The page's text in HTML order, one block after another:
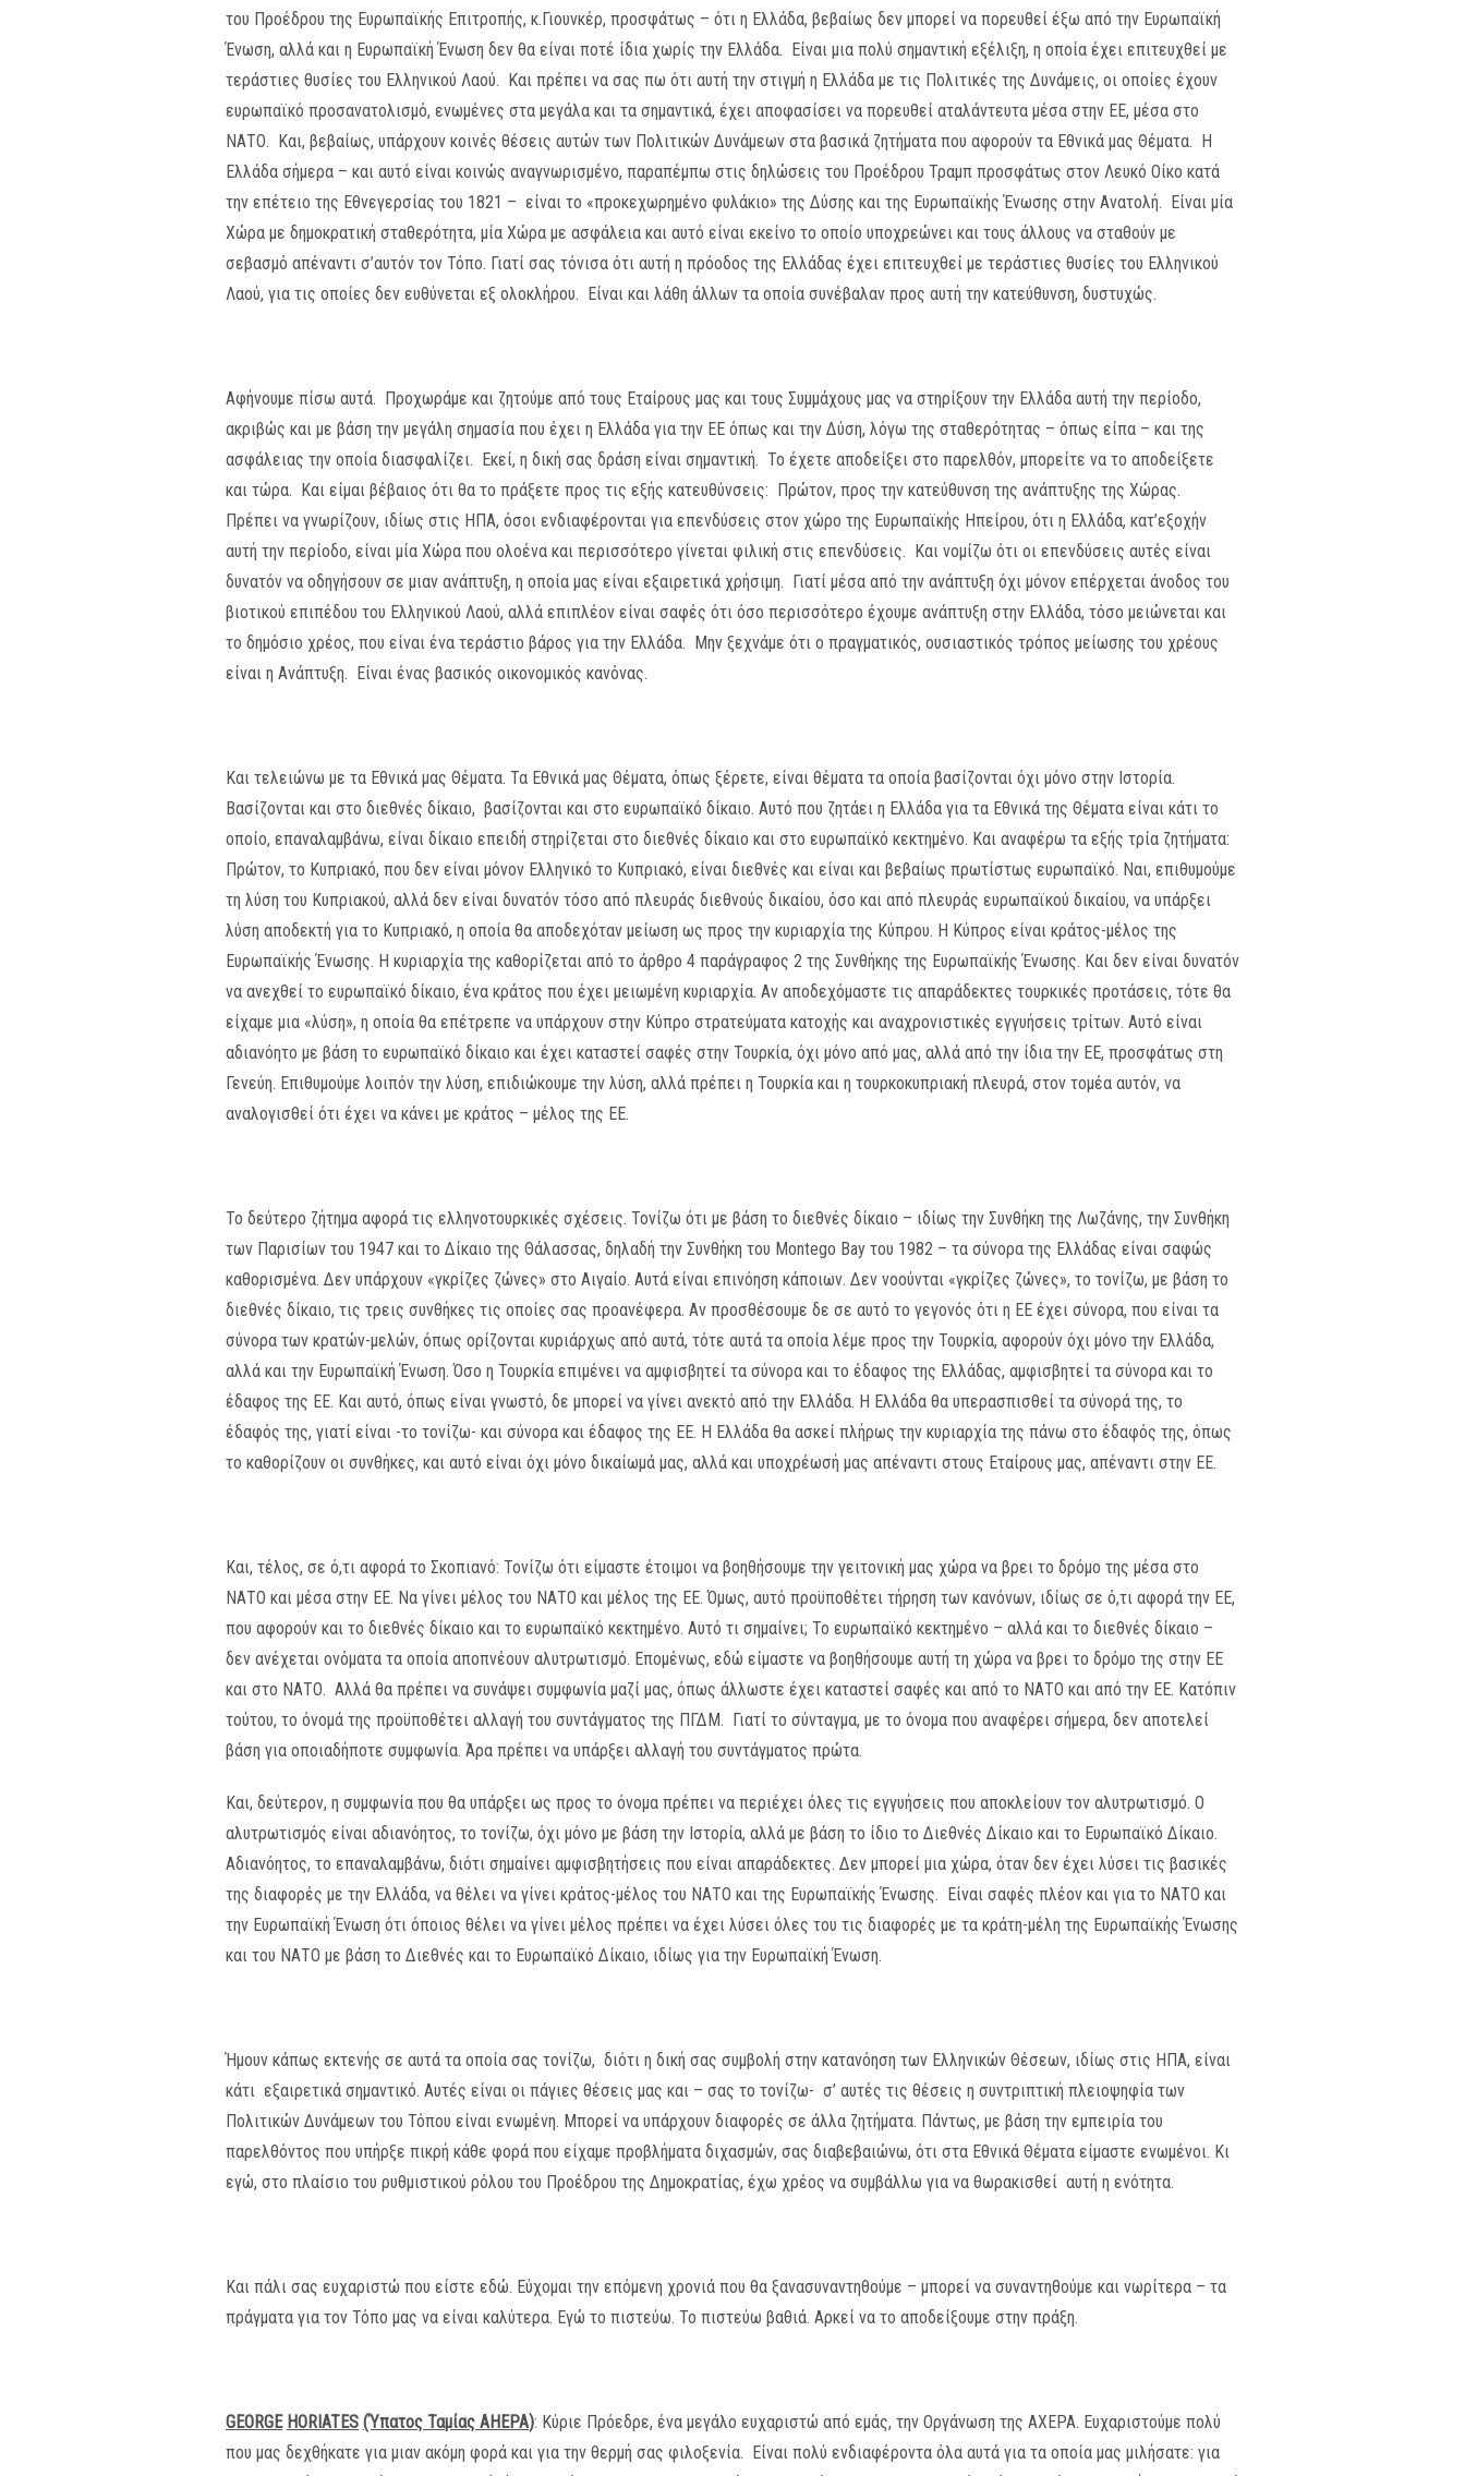
του Προέδρου της Ευρωπαϊκής Επιτροπής, κ.Γιουνκέρ, προσφάτως – ότι η Ελλάδα, βεβαίως δεν μπορεί να πορευθεί έξω από την Ευρωπαϊκή
Ένωση, αλλά και η Ευρωπαϊκή Ένωση δεν θα είναι ποτέ ίδια χωρίς την Ελλάδα. Είναι μια πολύ σημαντική εξέλιξη, η οποία έχει επιτευχθεί με
τεράστιες θυσίες του Ελληνικού Λαού. Και πρέπει να σας πω ότι αυτή την στιγμή η Ελλάδα με τις Πολιτικές της Δυνάμεις, οι οποίες έχουν
ευρωπαϊκό προσανατολισμό, ενωμένες στα μεγάλα και τα σημαντικά, έχει αποφασίσει να πορευθεί αταλάντευτα μέσα στην ΕΕ, μέσα στο
ΝΑΤΟ. Και, βεβαίως, υπάρχουν κοινές θέσεις αυτών των Πολιτικών Δυνάμεων στα βασικά ζητήματα που αφορούν τα Εθνικά μας Θέματα. Η
Ελλάδα σήμερα – και αυτό είναι κοινώς αναγνωρισμένο, παραπέμπω στις δηλώσεις του Προέδρου Τραμπ προσφάτως στον Λευκό Οίκο κατά
την επέτειο της Εθνεγερσίας του 1821 – είναι το «προκεχωρημένο φυλάκιο» της Δύσης και της Ευρωπαϊκής Ένωσης στην Ανατολή. Είναι μία
Χώρα με δημοκρατική σταθερότητα, μία Χώρα με ασφάλεια και αυτό είναι εκείνο το οποίο υποχρεώνει και τους άλλους να σταθούν με
σεβασμό απέναντι σ’αυτόν τον Τόπο. Γιατί σας τόνισα ότι αυτή η πρόοδος της Ελλάδας έχει επιτευχθεί με τεράστιες θυσίες του Ελληνικού
Λαού, για τις οποίες δεν ευθύνεται εξ ολοκλήρου. Είναι και λάθη άλλων τα οποία συνέβαλαν προς αυτή την κατεύθυνση, δυστυχώς.
Αφήνουμε πίσω αυτά. Προχωράμε και ζητούμε από τους Εταίρους μας και τους Συμμάχους μας να στηρίξουν την Ελλάδα αυτή την περίοδο,
ακριβώς και με βάση την μεγάλη σημασία που έχει η Ελλάδα για την ΕΕ όπως και την Δύση, λόγω της σταθερότητας – όπως είπα – και της
ασφάλειας την οποία διασφαλίζει. Εκεί, η δική σας δράση είναι σημαντική. Το έχετε αποδείξει στο παρελθόν, μπορείτε να το αποδείξετε
και τώρα. Και είμαι βέβαιος ότι θα το πράξετε προς τις εξής κατευθύνσεις: Πρώτον, προς την κατεύθυνση της ανάπτυξης της Χώρας.
Πρέπει να γνωρίζουν, ιδίως στις ΗΠΑ, όσοι ενδιαφέρονται για επενδύσεις στον χώρο της Ευρωπαϊκής Ηπείρου, ότι η Ελλάδα, κατ’εξοχήν
αυτή την περίοδο, είναι μία Χώρα που ολοένα και περισσότερο γίνεται φιλική στις επενδύσεις. Και νομίζω ότι οι επενδύσεις αυτές είναι
δυνατόν να οδηγήσουν σε μιαν ανάπτυξη, η οποία μας είναι εξαιρετικά χρήσιμη. Γιατί μέσα από την ανάπτυξη όχι μόνον επέρχεται άνοδος του
βιοτικού επιπέδου του Ελληνικού Λαού, αλλά επιπλέον είναι σαφές ότι όσο περισσότερο έχουμε ανάπτυξη στην Ελλάδα, τόσο μειώνεται και
το δημόσιο χρέος, που είναι ένα τεράστιο βάρος για την Ελλάδα. Μην ξεχνάμε ότι ο πραγματικός, ουσιαστικός τρόπος μείωσης του χρέους
είναι η Ανάπτυξη. Είναι ένας βασικός οικονομικός κανόνας.
Και τελειώνω με τα Εθνικά μας Θέματα. Τα Εθνικά μας Θέματα, όπως ξέρετε, είναι θέματα τα οποία βασίζονται όχι μόνο στην Ιστορία.
Βασίζονται και στο διεθνές δίκαιο, βασίζονται και στο ευρωπαϊκό δίκαιο. Αυτό που ζητάει η Ελλάδα για τα Εθνικά της Θέματα είναι κάτι το
οποίο, επαναλαμβάνω, είναι δίκαιο επειδή στηρίζεται στο διεθνές δίκαιο και στο ευρωπαϊκό κεκτημένο. Και αναφέρω τα εξής τρία ζητήματα:
Πρώτον, το Κυπριακό, που δεν είναι μόνον Ελληνικό το Κυπριακό, είναι διεθνές και είναι και βεβαίως πρωτίστως ευρωπαϊκό. Ναι, επιθυμούμε
τη λύση του Κυπριακού, αλλά δεν είναι δυνατόν τόσο από πλευράς διεθνούς δικαίου, όσο και από πλευράς ευρωπαϊκού δικαίου, να υπάρξει
λύση αποδεκτή για το Κυπριακό, η οποία θα αποδεχόταν μείωση ως προς την κυριαρχία της Κύπρου. Η Κύπρος είναι κράτος-μέλος της
Ευρωπαϊκής Ένωσης. Η κυριαρχία της καθορίζεται από το άρθρο 4 παράγραφος 2 της Συνθήκης της Ευρωπαϊκής Ένωσης. Και δεν είναι δυνατόν
να ανεχθεί το ευρωπαϊκό δίκαιο, ένα κράτος που έχει μειωμένη κυριαρχία. Αν αποδεχόμαστε τις απαράδεκτες τουρκικές προτάσεις, τότε θα
είχαμε μια «λύση», η οποία θα επέτρεπε να υπάρχουν στην Κύπρο στρατεύματα κατοχής και αναχρονιστικές εγγυήσεις τρίτων. Αυτό είναι
αδιανόητο με βάση το ευρωπαϊκό δίκαιο και έχει καταστεί σαφές στην Τουρκία, όχι μόνο από μας, αλλά από την ίδια την ΕΕ, προσφάτως στη
Γενεύη. Επιθυμούμε λοιπόν την λύση, επιδιώκουμε την λύση, αλλά πρέπει η Τουρκία και η τουρκοκυπριακή πλευρά, στον τομέα αυτόν, να
αναλογισθεί ότι έχει να κάνει με κράτος – μέλος της ΕΕ.
Το δεύτερο ζήτημα αφορά τις ελληνοτουρκικές σχέσεις. Τονίζω ότι με βάση το διεθνές δίκαιο – ιδίως την Συνθήκη της Λωζάνης, την Συνθήκη
των Παρισίων του 1947 και το Δίκαιο της Θάλασσας, δηλαδή την Συνθήκη του Montego Bay του 1982 – τα σύνορα της Ελλάδας είναι σαφώς
καθορισμένα. Δεν υπάρχουν «γκρίζες ζώνες» στο Αιγαίο. Αυτά είναι επινόηση κάποιων. Δεν νοούνται «γκρίζες ζώνες», το τονίζω, με βάση το
διεθνές δίκαιο, τις τρεις συνθήκες τις οποίες σας προανέφερα. Αν προσθέσουμε δε σε αυτό το γεγονός ότι η ΕΕ έχει σύνορα, που είναι τα
σύνορα των κρατών-μελών, όπως ορίζονται κυριάρχως από αυτά, τότε αυτά τα οποία λέμε προς την Τουρκία, αφορούν όχι μόνο την Ελλάδα,
αλλά και την Ευρωπαϊκή Ένωση. Όσο η Τουρκία επιμένει να αμφισβητεί τα σύνορα και το έδαφος της Ελλάδας, αμφισβητεί τα σύνορα και το
έδαφος της ΕΕ. Και αυτό, όπως είναι γνωστό, δε μπορεί να γίνει ανεκτό από την Ελλάδα. Η Ελλάδα θα υπερασπισθεί τα σύνορά της, το
έδαφός της, γιατί είναι -το τονίζω- και σύνορα και έδαφος της ΕΕ. Η Ελλάδα θα ασκεί πλήρως την κυριαρχία της πάνω στο έδαφός της, όπως
το καθορίζουν οι συνθήκες, και αυτό είναι όχι μόνο δικαίωμά μας, αλλά και υποχρέωσή μας απέναντι στους Εταίρους μας, απέναντι στην ΕΕ.
Και, τέλος, σε ό,τι αφορά το Σκοπιανό: Τονίζω ότι είμαστε έτοιμοι να βοηθήσουμε την γειτονική μας χώρα να βρει το δρόμο της μέσα στο
ΝΑΤΟ και μέσα στην ΕΕ. Να γίνει μέλος του ΝΑΤΟ και μέλος της ΕΕ. Όμως, αυτό προϋποθέτει τήρηση των κανόνων, ιδίως σε ό,τι αφορά την ΕΕ,
που αφορούν και το διεθνές δίκαιο και το ευρωπαϊκό κεκτημένο. Αυτό τι σημαίνει; Το ευρωπαϊκό κεκτημένο – αλλά και το διεθνές δίκαιο –
δεν ανέχεται ονόματα τα οποία αποπνέουν αλυτρωτισμό. Επομένως, εδώ είμαστε να βοηθήσουμε αυτή τη χώρα να βρει το δρόμο της στην ΕΕ
και στο ΝΑΤΟ. Αλλά θα πρέπει να συνάψει συμφωνία μαζί μας, όπως άλλωστε έχει καταστεί σαφές και από το ΝΑΤΟ και από την ΕΕ. Κατόπιν
τούτου, το όνομά της προϋποθέτει αλλαγή του συντάγματος της ΠΓΔΜ. Γιατί το σύνταγμα, με το όνομα που αναφέρει σήμερα, δεν αποτελεί
βάση για οποιαδήποτε συμφωνία. Άρα πρέπει να υπάρξει αλλαγή του συντάγματος πρώτα.
Και, δεύτερον, η συμφωνία που θα υπάρξει ως προς το όνομα πρέπει να περιέχει όλες τις εγγυήσεις που αποκλείουν τον αλυτρωτισμό. Ο
αλυτρωτισμός είναι αδιανόητος, το τονίζω, όχι μόνο με βάση την Ιστορία, αλλά με βάση το ίδιο το Διεθνές Δίκαιο και το Ευρωπαϊκό Δίκαιο.
Αδιανόητος, το επαναλαμβάνω, διότι σημαίνει αμφισβητήσεις που είναι απαράδεκτες. Δεν μπορεί μια χώρα, όταν δεν έχει λύσει τις βασικές
της διαφορές με την Ελλάδα, να θέλει να γίνει κράτος-μέλος του ΝΑΤΟ και της Ευρωπαϊκής Ένωσης. Είναι σαφές πλέον και για το ΝΑΤΟ και
την Ευρωπαϊκή Ένωση ότι όποιος θέλει να γίνει μέλος πρέπει να έχει λύσει όλες του τις διαφορές με τα κράτη-μέλη της Ευρωπαϊκής Ένωσης
και του ΝΑΤΟ με βάση το Διεθνές και το Ευρωπαϊκό Δίκαιο, ιδίως για την Ευρωπαϊκή Ένωση.
Ήμουν κάπως εκτενής σε αυτά τα οποία σας τονίζω, διότι η δική σας συμβολή στην κατανόηση των Ελληνικών Θέσεων, ιδίως στις ΗΠΑ, είναι
κάτι εξαιρετικά σημαντικό. Αυτές είναι οι πάγιες θέσεις μας και – σας το τονίζω- σ’ αυτές τις θέσεις η συντριπτική πλειοψηφία των
Πολιτικών Δυνάμεων του Τόπου είναι ενωμένη. Μπορεί να υπάρχουν διαφορές σε άλλα ζητήματα. Πάντως, με βάση την εμπειρία του
παρελθόντος που υπήρξε πικρή κάθε φορά που είχαμε προβλήματα διχασμών, σας διαβεβαιώνω, ότι στα Εθνικά Θέματα είμαστε ενωμένοι. Κι
εγώ, στο πλαίσιο του ρυθμιστικού ρόλου του Προέδρου της Δημοκρατίας, έχω χρέος να συμβάλλω για να θωρακισθεί αυτή η ενότητα.
Και πάλι σας ευχαριστώ που είστε εδώ. Εύχομαι την επόμενη χρονιά που θα ξανασυναντηθούμε – μπορεί να συναντηθούμε και νωρίτερα – τα
πράγματα για τον Τόπο μας να είναι καλύτερα. Εγώ το πιστεύω. Το πιστεύω βαθιά. Αρκεί να το αποδείξουμε στην πράξη.
GEORGE HORIATES (Ύπατος Ταμίας AHEPA): Κύριε Πρόεδρε, ένα μεγάλο ευχαριστώ από εμάς, την Οργάνωση της AXEPA. Eυχαριστούμε πολύ
που μας δεχθήκατε για μιαν ακόμη φορά και για την θερμή σας φιλοξενία. Είναι πολύ ενδιαφέροντα όλα αυτά για τα οποία μας μιλήσατε: για